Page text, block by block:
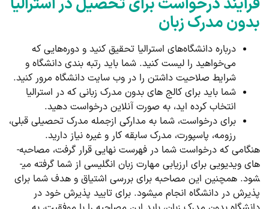
بدون مدرک زبان
درباره دانشگاه‌های استرالیا تحقیق کنید و دوره‌هایی که
می‌خواهید را لیست کنید. شما باید رتبه بندی دانشگاه و
شرایط صلاحیت داشتن را در وب سایت دانشگاه مرور کنید.
شما باید برای کالج های بدون مدرک زبانی که در استرالیا
انتخاب کرده ­اید، به صورت آنلاین درخواست دهید.
برای درخواست، شما به مدارکی ازجمله مدرک تحصیلی قبلی،
رزومه، پاسپورت، مدرک سابقه کار و غیره نیاز دارید.
هنگامی که درخواست شما در فهرست نهایی قرار گرفت، مصاحبه­
های ویدیویی برای ارزیابی مهارت زبان انگلیسی از شما گرفته می­
شود. همچنین این مصاحبه برای بررسی اشتیاق و هدف شما برای
پذیرش در دانشگاه انجام می­شود. برای تایید پذیرش خود در